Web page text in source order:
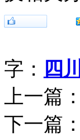
字： 四川
上一篇：
下一篇：